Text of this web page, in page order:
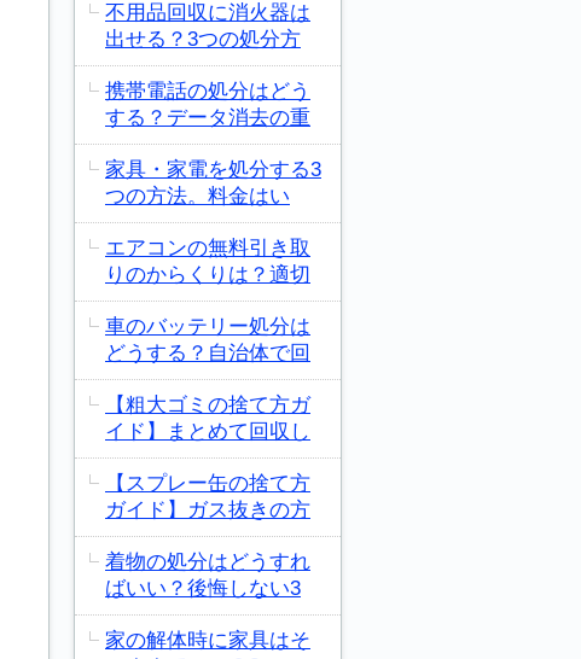
不用品回収に消火器は
出せる？3つの処分方
携帯電話の処分はどう
する？データ消去の重
家具・家電を処分する3
つの方法。料金はい
エアコンの無料引き取
りのからくりは？適切
車のバッテリー処分は
どうする？自治体で回
【粗大ゴミの捨て方ガ
イド】まとめて回収し
【スプレー缶の捨て方
ガイド】ガス抜きの方
着物の処分はどうすれ
ばいい？後悔しない3
家の解体時に家具はそ